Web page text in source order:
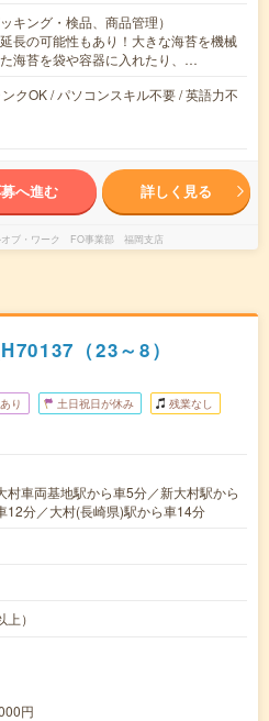
キング・検品、商品管理）
長の可能性もあり！大きな海苔を機械
海苔を袋や容器に入れたり、…
クOK / パソコンスキル不要 / 英語力不
へ進む 詳しく見る
オブ・ワーク FO事業部 福岡支店
（23～8）
り 土日祝日が休み 残業なし
村車両基地駅から車5分／新大村駅から
12分／大村(長崎県)駅から車14分
）
円